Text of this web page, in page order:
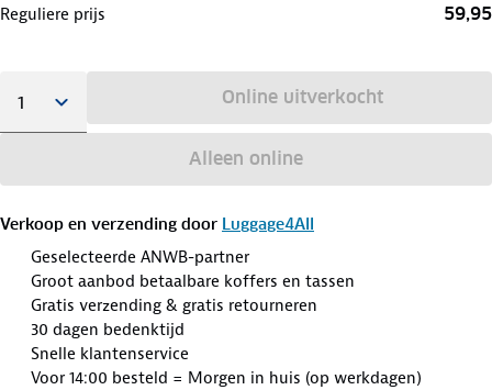
Reguliere prijs 59,95
Online uitverkocht
Alleen online
Verkoop en verzending door Luggage4All
Geselecteerde ANWB-partner
Groot aanbod betaalbare koffers en tassen
Gratis verzending & gratis retourneren
30 dagen bedenktijd
Snelle klantenservice
Voor 14:00 besteld = Morgen in huis (op werkdagen)